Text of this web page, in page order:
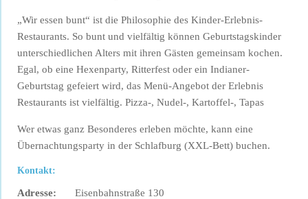
„Wir essen bunt“ ist die Philosophie des Kinder-Erlebnis-
Restaurants. So bunt und vielfältig können Geburtstagskinder
unterschiedlichen Alters mit ihren Gästen gemeinsam kochen.
Egal, ob eine Hexenparty, Ritterfest oder ein Indianer-
Geburtstag gefeiert wird, das Menü-Angebot der Erlebnis
Restaurants ist vielfältig. Pizza-, Nudel-, Kartoffel-, Tapas
Wer etwas ganz Besonderes erleben möchte, kann eine
Übernachtungsparty in der Schlafburg (XXL-Bett) buchen.
Kontakt:
Adresse:
Eisenbahnstraße 130